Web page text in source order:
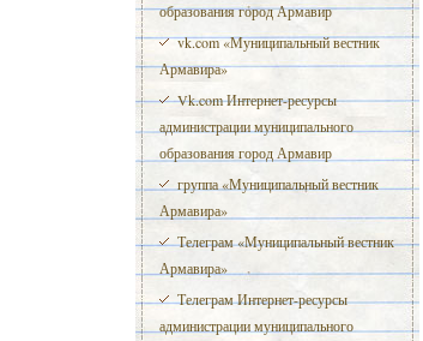
образования город Армавир
vk.com «Муниципальный вестник
Армавира»
Vk.com Интернет-ресурсы
администрации муниципального
образования город Армавир
группа «Муниципальный вестник
Армавира»
Телеграм «Муниципальный вестник
Армавира»
Телеграм Интернет-ресурсы
администрации муниципального